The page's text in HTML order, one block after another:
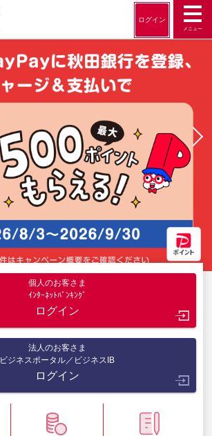
メニュー
ログイン
個人のお客さま
ｲﾝﾀｰﾈｯﾄﾊﾞﾝｷﾝｸﾞ
ログイン
法人のお客さま
ビジネスポータル／ビジネスIB
ログイン